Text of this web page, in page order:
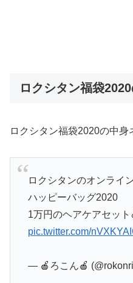
ロクシタン福袋
ロクシタン福袋2020の中身
ロクシタンのオンライ
ハッピーバッグ2020
1万円のヘアケアセット
pic.twitter.com/
— 🍎ろこん🍎